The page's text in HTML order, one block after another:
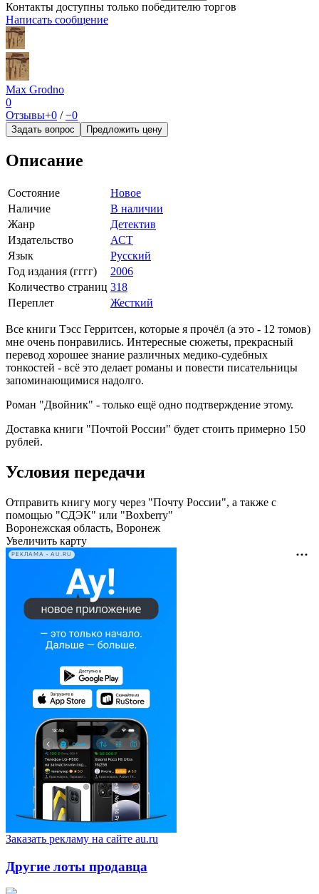
Контакты доступны только победителю торгов
Написать сообщение
Max Grodno
0
Отзывы+0 /−0
Задать вопрос Предложить цену
Описание
Состояние
Новое
Наличие
В наличии
Жанр
Детектив
Издательство
АСТ
Язык
Русский
Год издания (гггг)
2006
Количество страниц 318
Переплет
Жесткий
Все книги Тэсс Герритсен, которые я прочёл (а это - 12 томов)
мне очень понравились. Интересные сюжеты, прекрасный
перевод хорошее знание различных медико-судебных
тонкостей - всё это делает романы и повести писательницы
запоминающимися надолго.
Роман "Двойник" - только ещё одно подтверждение этому.
Доставка книги "Почтой России" будет стоить примерно 150
рублей.
Условия передачи
Отправить книгу могу через "Почту России", а также с
помощью "СДЭК" или "Boxberry"
Воронежская область, Воронеж
Увеличить карту
РЕКЛАМА • AU.RU
Заказать рекламу на сайте au.ru
Другие лоты продавца